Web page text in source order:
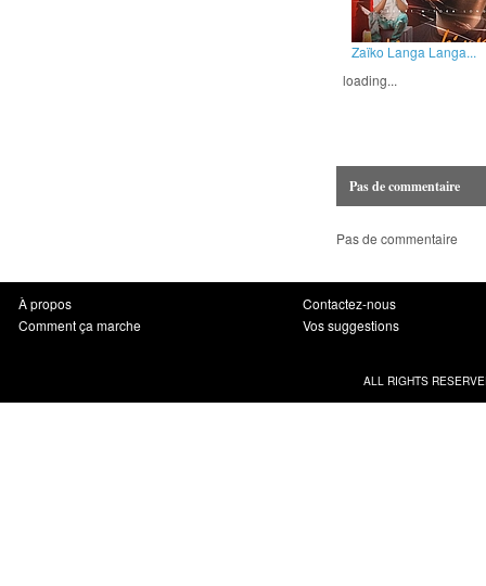
Zaïko Langa Langa...
loading...
Pas de commentaire
Pas de commentaire
À propos
Comment ça marche
Contactez-nous
Vos suggestions
ALL RIGHTS